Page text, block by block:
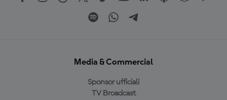
Media & Commercial
Sponsor ufficiali
TV Broadcast